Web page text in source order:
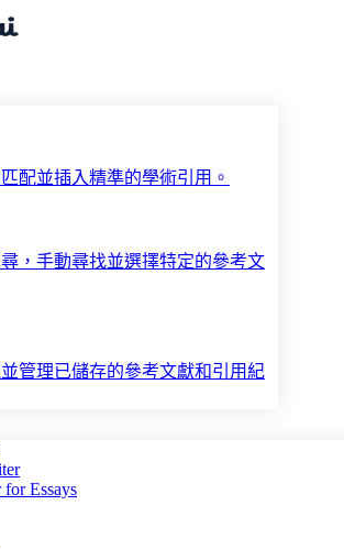
配並插入精準的學術引用。
，手動尋找並選擇特定的參考文
管理已儲存的參考文獻和引用紀
Essays